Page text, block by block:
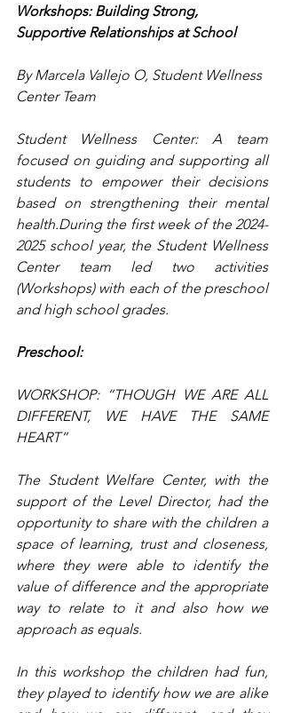
Workshops: Building Strong,
Supportive Relationships at School
By Marcela Vallejo O, Student Wellness
Center Team
Student Wellness Center: A team
focused on guiding and supporting all
students to empower their decisions
based on strengthening their mental
health.During the first week of the 2024-
2025 school year, the Student Wellness
Center team led two activities
(Workshops) with each of the preschool
and high school grades.
Preschool:
WORKSHOP: “THOUGH WE ARE ALL
DIFFERENT, WE HAVE THE SAME
HEART”
The Student Welfare Center, with the
support of the Level Director, had the
opportunity to share with the children a
space of learning, trust and closeness,
where they were able to identify the
value of difference and the appropriate
way to relate to it and also how we
approach as equals.
In this workshop the children had fun,
they played to identify how we are alike